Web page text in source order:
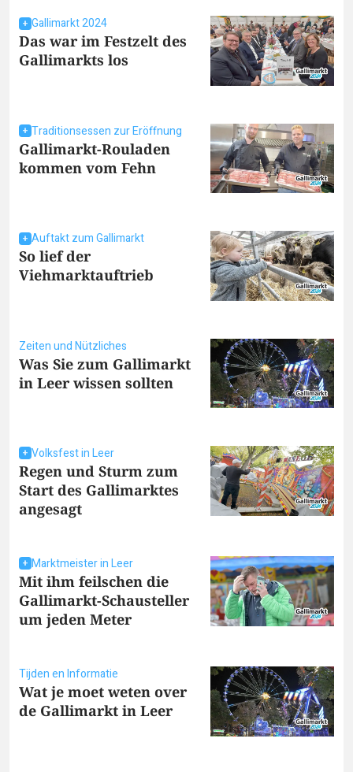
Gallimarkt 2024
Das war im Festzelt des
Gallimarkts los
Traditionsessen zur Eröffnung
Gallimarkt-Rouladen
kommen vom Fehn
Auftakt zum Gallimarkt
So lief der
Viehmarktauftrieb
Zeiten und Nützliches
Was Sie zum Gallimarkt
in Leer wissen sollten
Volksfest in Leer
Regen und Sturm zum
Start des Gallimarktes
angesagt
Marktmeister in Leer
Mit ihm feilschen die
Gallimarkt-Schausteller
um jeden Meter
Tijden en Informatie
Wat je moet weten over
de Gallimarkt in Leer